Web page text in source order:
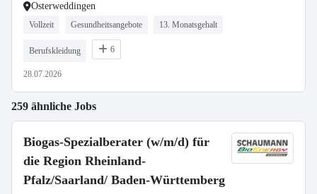
Osterweddingen
Vollzeit Gesundheitsangebote 13. Monatsgehalt
Berufskleidung 6
28.07.2026
259 ähnliche Jobs
Biogas-Spezialberater (w/m/d) für
die Region Rheinland-
Pfalz/Saarland/ Baden-Württemberg